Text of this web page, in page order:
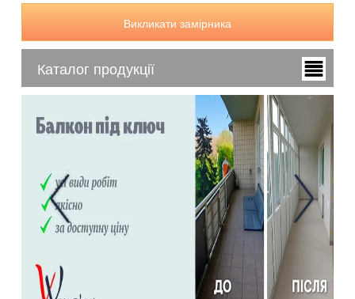
Викликати замірника
Каталог продукції